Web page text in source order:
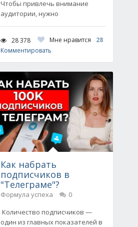
Чтобы привлечь внимание
аудитории, нужно
28 378 Мне нравится
28
Комментировать
Как набрать
подписчиков в
"Телеграме"?
Формула успеха
0
Количество подписчиков —
один из главных показателей в